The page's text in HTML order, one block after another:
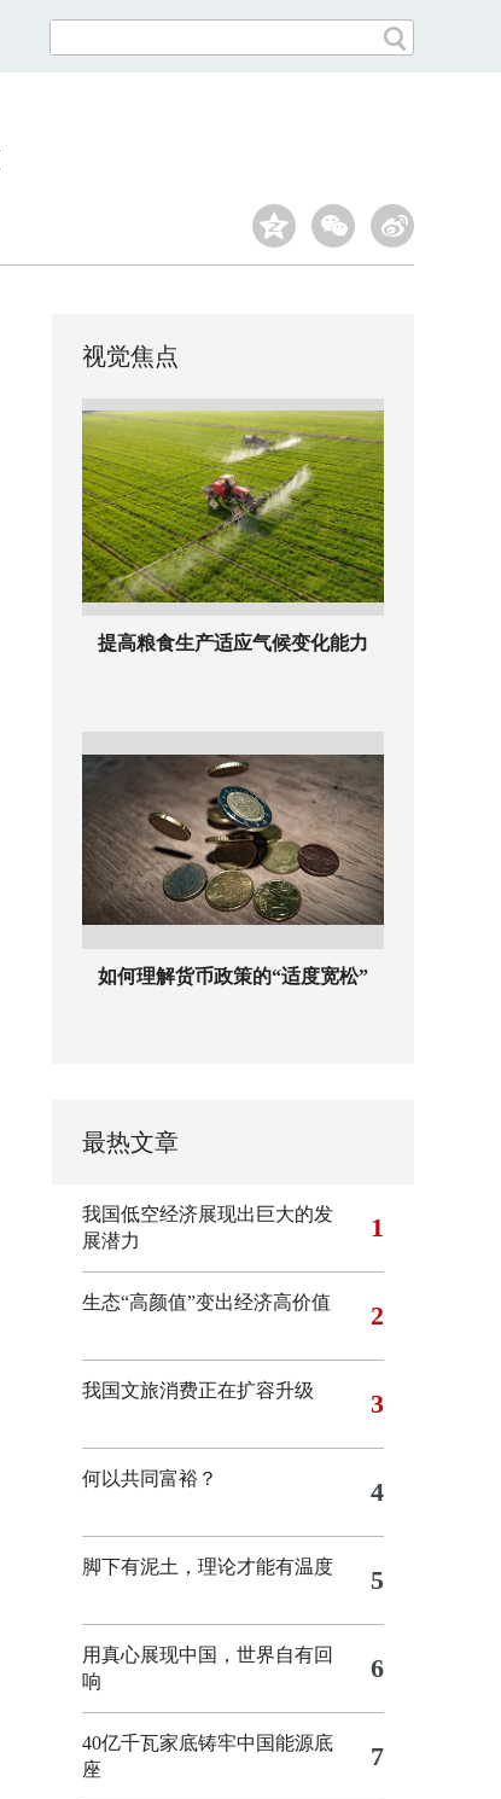
视觉焦点
提高粮食生产适应气候变化能力
如何理解货币政策的“适度宽松”
最热文章
我国低空经济展现出巨大的发
展潜力
1
生态“高颜值”变出经济高价值 2
我国文旅消费正在扩容升级 3
何以共同富裕？ 4
脚下有泥土，理论才能有温度 5
用真心展现中国，世界自有回
响
6
40亿千瓦家底铸牢中国能源底
座
7